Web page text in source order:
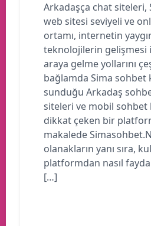
Arkadaşça chat siteleri,
web sitesi seviyeli ve
ortamı, internetin
teknolojilerin gelişmesi
araya gelme yollarını
bağlamda Sima sohbet
sunduğu Arkadaş
siteleri ve mobil sohbet
dikkat çeken bir
makalede
olanakların yanı sıra,
platformdan nasıl
[…]